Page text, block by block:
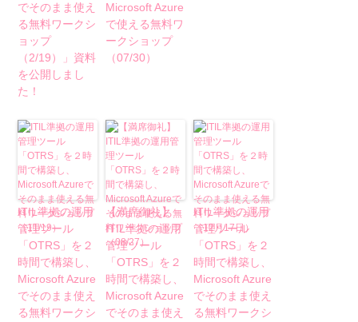
でそのまま使え
る無料ワークシ
ョップ
（2/19）」資料
を公開しまし
た！
Microsoft Azure
で使える無料ワ
ークショップ
（07/30）
ITIL準拠の運用
管理ツール
「OTRS」を２
時間で構築し、
Microsoft Azure
でそのまま使え
る無料ワークシ
【満席御礼】
ITIL準拠の運用
管理ツール
「OTRS」を２
時間で構築し、
Microsoft Azure
でそのまま使え
ITIL準拠の運用
管理ツール
「OTRS」を２
時間で構築し、
Microsoft Azure
でそのまま使え
る無料ワークシ